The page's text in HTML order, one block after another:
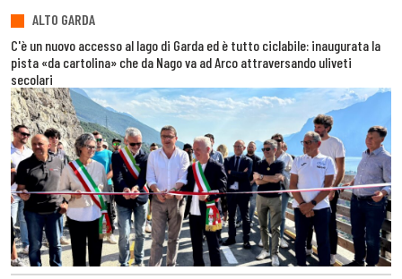
ALTO GARDA
C'è un nuovo accesso al lago di Garda ed è tutto ciclabile: inaugurata la
pista «da cartolina» che da Nago va ad Arco attraversando uliveti
secolari